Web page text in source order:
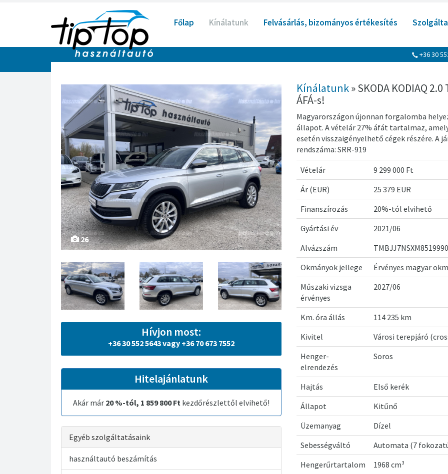
Főlap Kínálatunk Felvásárlás, bizományos értékesítés
+36 30
26
Hívjon most:
+36 30 552 5643 vagy +36 70 673 7552
Hitelajánlatunk
Akár már 20 %-tól, 1 859 800 Ft kezdőrészlettől elvihető!
Egyéb szolgáltatásaink
használtautó beszámítás
Kínálatunk» SKODA KODIAQ
ÁFÁ-s!
Magyarországon újonnan forgalomba
állapot. A vételár 27% áfát tartalmaz,
esetén visszaigényelhető cégek részére. A
rendszáma: SRR-919
Vételár
9 299 000 Ft
Ár (EUR)
25 379 EUR
Finanszírozás
20%-tól elvihető
Gyártási év
2021/06
Alvázszám
TMBJJ7NSXM8519990
Okmányok jellege
Érvényes magyar
Műszaki vizsga
érvényes
2027/06
Km. óra állás
114 235 km
Kivitel
Városi terepjáró
Henger-
elrendezés
Soros
Hajtás
Első kerék
Állapot
Kitűnő
Üzemanyag
Dízel
Sebességváltó
Automata (7
Hengerűrtartalom
1968 cm³